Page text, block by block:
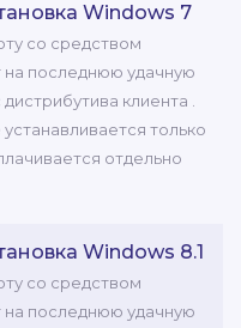
Windows 7
со средством
на последнюю удачную
клиента .
только
отдельно
Windows 8.1
со средством
на последнюю удачную